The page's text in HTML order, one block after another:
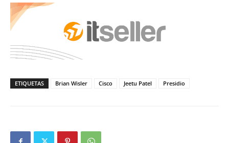
ETIQUETAS Brian Wisler Cisco Jeetu Patel Presidio